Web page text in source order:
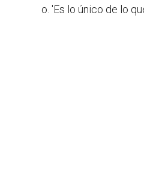
o. 'Es lo único de lo